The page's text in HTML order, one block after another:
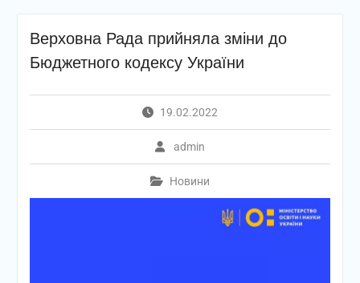
Верховна Рада прийняла зміни до
Бюджетного кодексу України
19.02.2022
admin
Новини